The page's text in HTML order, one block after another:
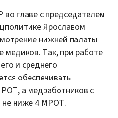
главе с председателем
Ярославом
нижней палаты
медиков. Так, при работе
и среднего
обеспечивать
а медработников с
не ниже 4 МРОТ.